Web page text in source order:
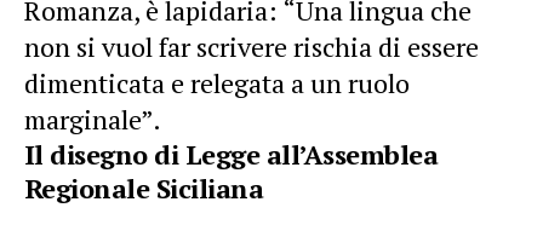
Romanza, è lapidaria: “Una lingua che
non si vuol far scrivere rischia di essere
dimenticata e relegata a un ruolo
marginale”.
Il disegno di Legge all’Assemblea
Regionale Siciliana